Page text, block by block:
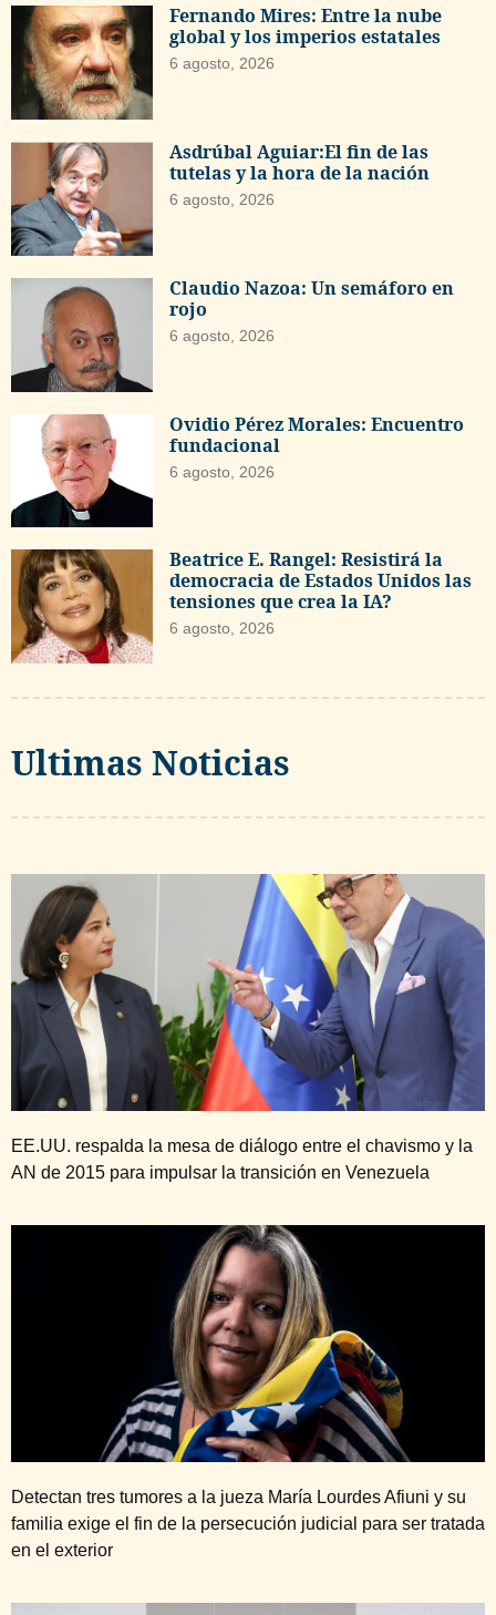
Fernando Mires: Entre la nube
global y los imperios estatales
6 agosto, 2026
Asdrúbal Aguiar:El fin de las
tutelas y la hora de la nación
6 agosto, 2026
Claudio Nazoa: Un semáforo en
rojo
6 agosto, 2026
Ovidio Pérez Morales: Encuentro
fundacional
6 agosto, 2026
Beatrice E. Rangel: Resistirá la
democracia de Estados Unidos las
tensiones que crea la IA?
6 agosto, 2026
Ultimas Noticias
EE.UU. respalda la mesa de diálogo entre el chavismo y la
AN de 2015 para impulsar la transición en Venezuela
Detectan tres tumores a la jueza María Lourdes Afiuni y su
familia exige el fin de la persecución judicial para ser tratada
en el exterior